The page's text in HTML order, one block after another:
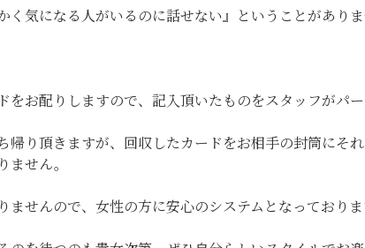
く気になる人がいるのに話せない』ということがあり
お配りしますので、記入頂いたものをスタッフがパ
帰り頂きますが、回収したカードをお相手の封筒にそ
せん。
ませんので、女性の方に安心のシステムとなっており